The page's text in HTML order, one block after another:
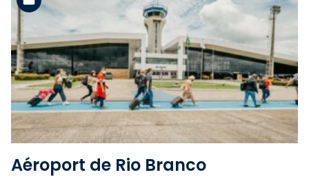
Voir l'album
Aéroport de Rio Branco